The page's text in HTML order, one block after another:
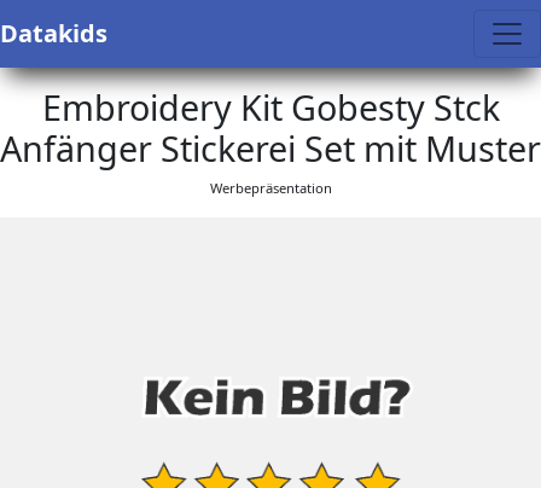
Datakids
Embroidery Kit Gobesty Stck
Anfänger Stickerei Set mit Muster
Werbepräsentation